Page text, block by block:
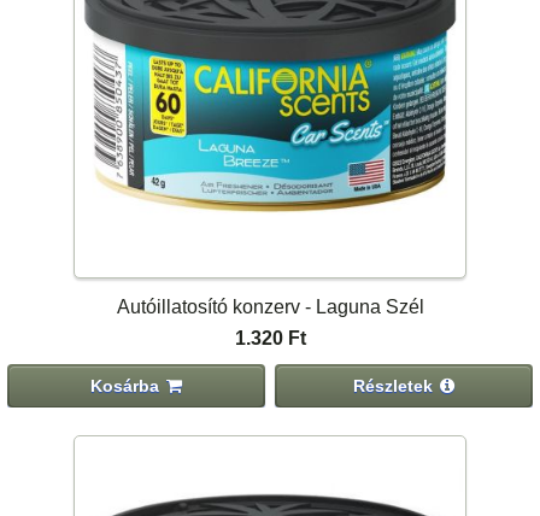
Autóillatosító konzerv - Laguna Szél
1.320 Ft
Kosárba Részletek